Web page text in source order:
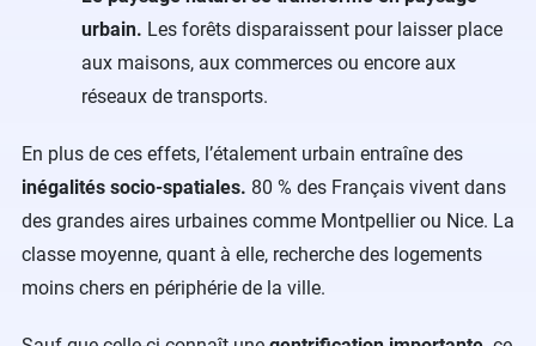
urbain. Les forêts disparaissent pour laisser place
aux maisons, aux commerces ou encore aux
réseaux de transports.
En plus de ces effets, l’étalement urbain entraîne des
inégalités socio-spatiales. 80 % des Français vivent dans
des grandes aires urbaines comme Montpellier ou Nice. La
classe moyenne, quant à elle, recherche des logements
moins chers en périphérie de la ville.